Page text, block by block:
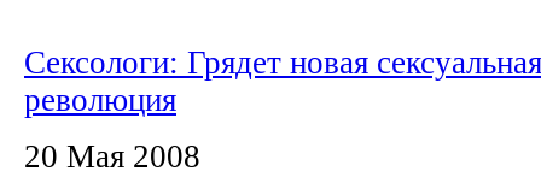
Сексологи: Грядет новая сексуальная
революция
20 Мая 2008